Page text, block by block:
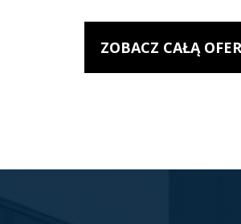
ZOBACZ CAŁĄ